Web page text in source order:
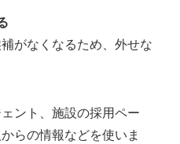
がなくなるため、外せな
ント、施設の採用ペー
らの情報などを使いま